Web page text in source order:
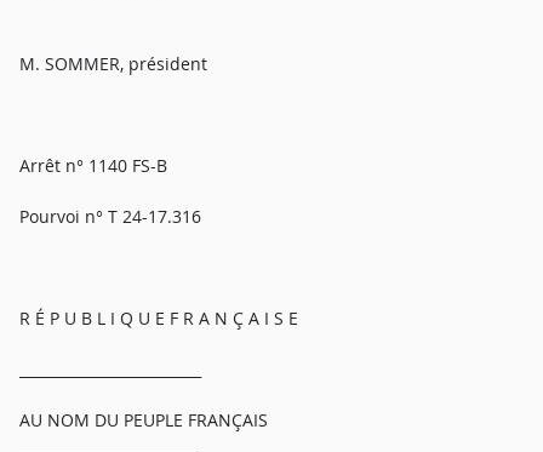
M. SOMMER, président
Arrêt n° 1140 FS-B
Pourvoi n° T 24-17.316
R É P U B L I Q U E F R A N Ç A I S E
AU NOM DU PEUPLE FRANÇAIS